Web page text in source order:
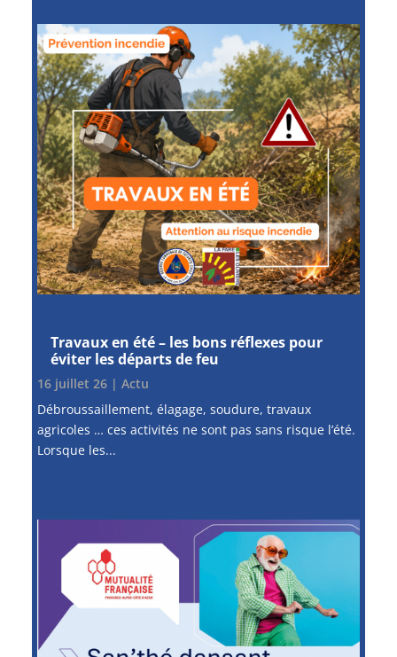
Travaux en été – les bons réflexes pour
éviter les départs de feu
16 juillet 26| Actu
Débroussaillement, élagage, soudure, travaux
agricoles … ces activités ne sont pas sans risque l’été.
Lorsque les...